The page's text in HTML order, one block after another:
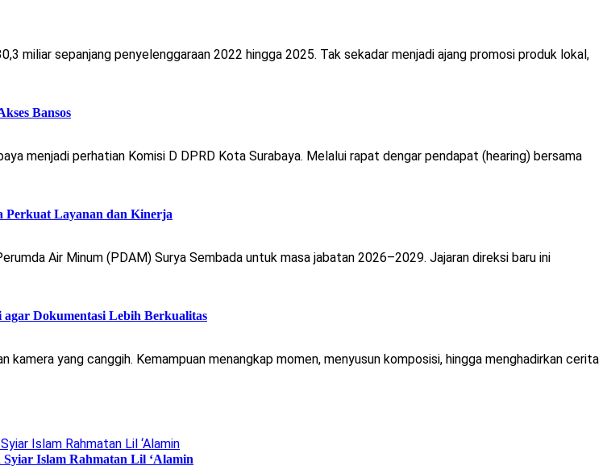
miliar sepanjang penyelenggaraan 2022 hingga 2025. Tak sekadar menjadi ajang promosi produk lokal,
Bansos
menjadi perhatian Komisi D DPRD Kota Surabaya. Melalui rapat dengar pendapat (hearing) bersama
Perkuat Layanan dan Kinerja
Air Minum (PDAM) Surya Sembada untuk masa jabatan 2026–2029. Jajaran direksi baru ini
Dokumentasi Lebih Berkualitas
yang canggih. Kemampuan menangkap momen, menyusun komposisi, hingga menghadirkan cerita
Islam Rahmatan Lil ‘Alamin